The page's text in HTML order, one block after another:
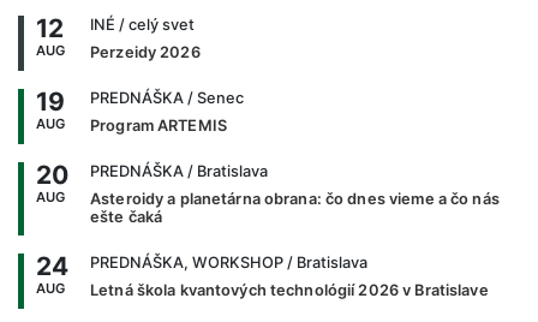
12
AUG
INÉ / celý svet
Perzeidy 2026
19
AUG
PREDNÁŠKA / Senec
Program ARTEMIS
20
AUG
PREDNÁŠKA / Bratislava
Asteroidy a planetárna obrana: čo dnes vieme a čo nás
ešte čaká
24
AUG
PREDNÁŠKA, WORKSHOP / Bratislava
Letná škola kvantových technológií 2026 v Bratislave